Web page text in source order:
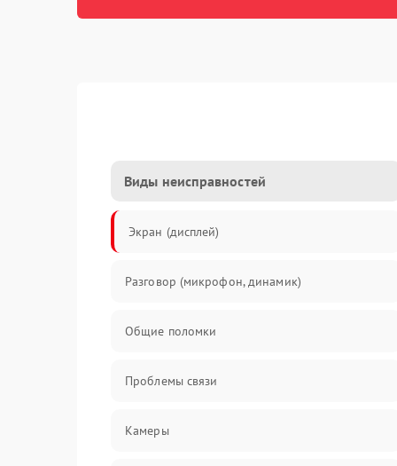
Виды неисправностей
Экран (дисплей)
Разговор (микрофон, динамик)
Общие поломки
Проблемы связи
Камеры